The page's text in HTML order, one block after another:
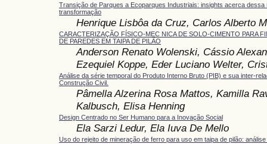
Transição de Parques a Ecoparques Industriais: insights acerca
transformação
Henrique Lisbôa da Cruz, Carlos Alberto
CARACTERIZAÇÃO FÍSICO-MEC NICA DE SOLO-CIMENTO PARA
DE PAREDES EM TAIPA DE PILÃO
Anderson Renato Wolenski, Cássio
Ezequiel Koppe, Eder Luciano Welter,
Análise da série temporal do Produto Interno Bruto (PIB) e sua inter-
Construção Civil.
Pâmella Alzerina Rosa Mattos, Kamilla
Kalbusch, Elisa Henning
Design Centrado no Ser Humano para a Inovação Social
Ela Sarzi Ledur, Ela Iuva De Mello
Uso do rejeito de mineração de ferro para uso em taipa de pilão: